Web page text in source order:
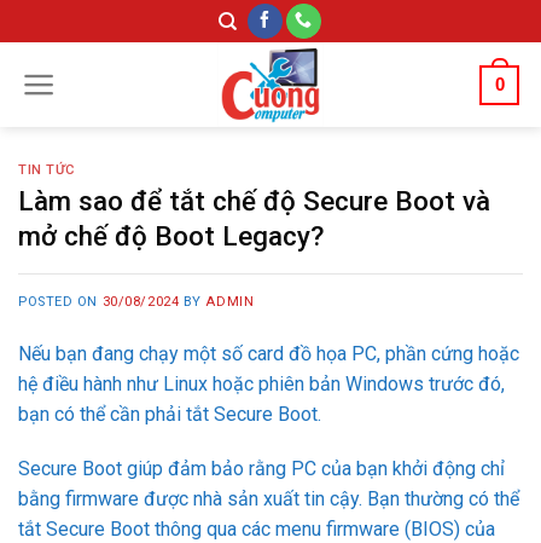
to
content
0
TIN TỨC
Làm sao để tắt chế độ Secure Boot và
mở chế độ Boot Legacy?
POSTED ON 30/08/2024 BY ADMIN
Nếu bạn đang chạy một số card đồ họa PC, phần cứng hoặc
hệ điều hành như Linux hoặc phiên bản Windows trước đó,
bạn có thể cần phải tắt Secure Boot.
Secure Boot giúp đảm bảo rằng PC của bạn khởi động chỉ
bằng firmware được nhà sản xuất tin cậy. Bạn thường có thể
tắt Secure Boot thông qua các menu firmware (BIOS) của